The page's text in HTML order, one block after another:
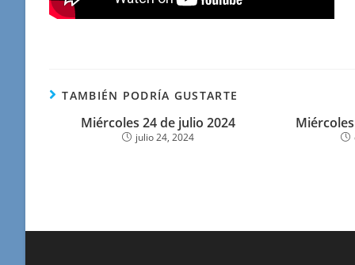
TAMBIÉN PODRÍA GUSTARTE
Miércoles 24 de julio 2024
julio 24, 2024